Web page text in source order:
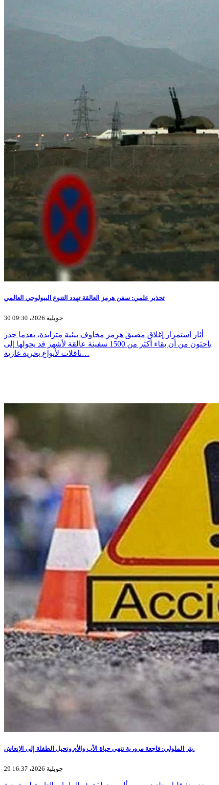
تحذير علمي: سفن هرمز العالقة تهدد التنوع البيولوجي العالمي
30 جويلية 2026، 09:30
أثار استمرار إغلاق مضيق هرمز مخاوف بيئية متزايدة، بعدما حذر
باحثون من أن بقاء أكثر من 1500 سفينة عالقة لأشهر قد يحولها إلى
ناقلات لأنواع بحرية غازية…
بئر الملولي: فاجعة مرورية تنهي حياة الأب والأم وتحيل الطفلة إلى الإنعاش.
29 جويلية 2026، 16:37